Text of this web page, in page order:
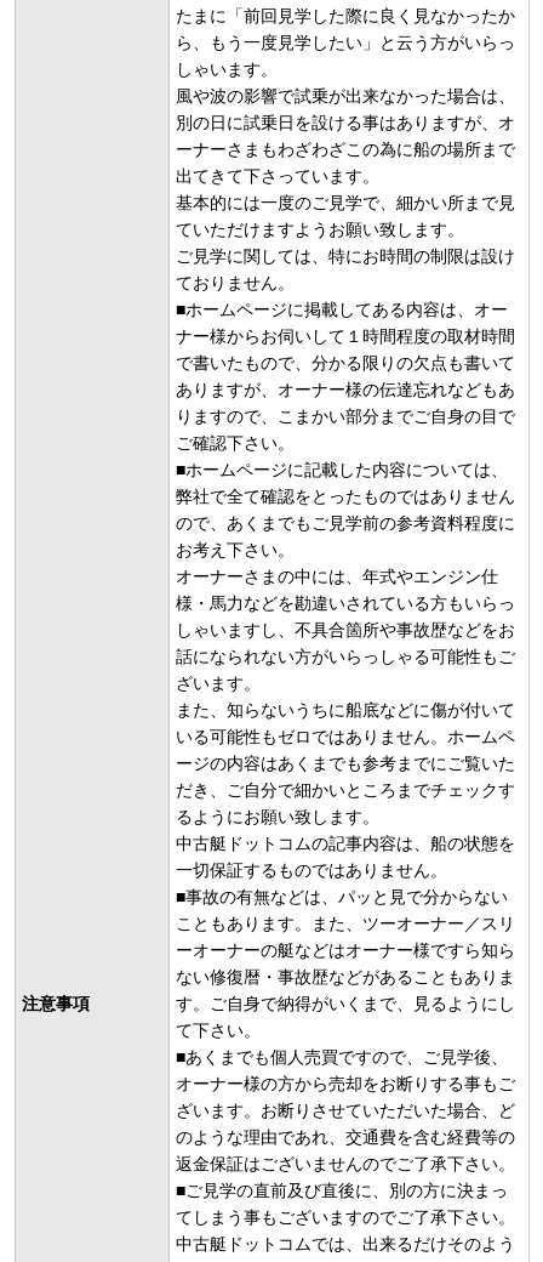
注意事項
たまに「前回見学した際に良く見なかったか
ら、もう一度見学したい」と云う方がいらっ
しゃいます。
風や波の影響で試乗が出来なかった場合は、
別の日に試乗日を設ける事はありますが、オ
ーナーさまもわざわざこの為に船の場所まで
出てきて下さっています。
基本的には一度のご見学で、細かい所まで見
ていただけますようお願い致します。
ご見学に関しては、特にお時間の制限は設け
ておりません。
■ホームページに掲載してある内容は、オー
ナー様からお伺いして１時間程度の取材時間
で書いたもので、分かる限りの欠点も書いて
ありますが、オーナー様の伝達忘れなどもあ
りますので、こまかい部分までご自身の目で
ご確認下さい。
■ホームページに記載した内容については、
弊社で全て確認をとったものではありません
ので、あくまでもご見学前の参考資料程度に
お考え下さい。
オーナーさまの中には、年式やエンジン仕
様・馬力などを勘違いされている方もいらっ
しゃいますし、不具合箇所や事故歴などをお
話になられない方がいらっしゃる可能性もご
ざいます。
また、知らないうちに船底などに傷が付いて
いる可能性もゼロではありません。ホームペ
ージの内容はあくまでも参考までにご覧いた
だき、ご自分で細かいところまでチェックす
るようにお願い致します。
中古艇ドットコムの記事内容は、船の状態を
一切保証するものではありません。
■事故の有無などは、パッと見で分からない
こともあります。また、ツーオーナー／スリ
ーオーナーの艇などはオーナー様ですら知ら
ない修復暦・事故歴などがあることもありま
す。ご自身で納得がいくまで、見るようにし
て下さい。
■あくまでも個人売買ですので、ご見学後、
オーナー様の方から売却をお断りする事もご
ざいます。お断りさせていただいた場合、ど
のような理由であれ、交通費を含む経費等の
返金保証はございませんのでご了承下さい。
■ご見学の直前及び直後に、別の方に決まっ
てしまう事もございますのでご了承下さい。
中古艇ドットコムでは、出来るだけそのよう